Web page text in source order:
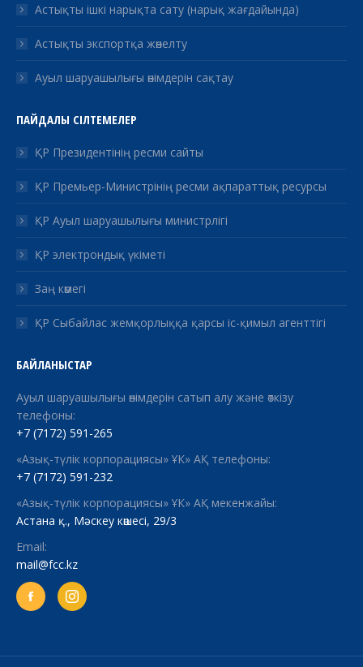
Астықты ішкі нарықта сату (нарық жағдайында)
Астықты экспортқа жөнелту
Ауыл шаруашылығы өнімдерін сақтау
ПАЙДАЛЫ СІЛТЕМЕЛЕР
ҚР Президентінің ресми сайты
ҚР Премьер-Министрінің ресми ақпараттық ресурсы
ҚР Ауыл шаруашылығы министрлігі
ҚР электрондық үкіметі
Заң көмегі
ҚР Сыбайлас жемқорлыққа қарсы іс-қимыл агенттігі
БАЙЛАНЫСТАР
Ауыл шаруашылығы өнімдерін сатып алу және өткізу
телефоны:
+7 (7172) 591-265
«Азық-түлік корпорациясы» ҰК» АҚ телефоны:
+7 (7172) 591-232
«Азық-түлік корпорациясы» ҰК» АҚ мекенжайы:
Астана қ., Мәскеу көшесі, 29/3
Email:
mail@fcc.kz
Facebook